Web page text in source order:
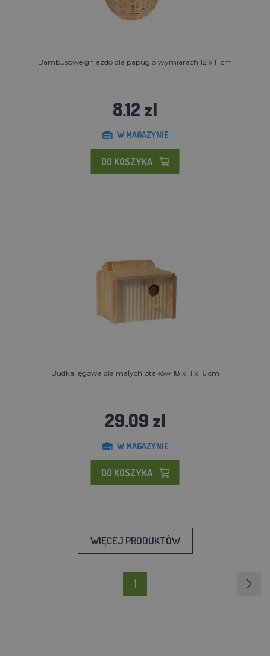
Bambusowe gniazdo dla papug o wymiarach 12 x 11 cm
8.12 zl
W MAGAZYNIE
DO KOSZYKA
Budka lęgowa dla małych ptaków 18 x 11 x 16 cm
29.09 zl
W MAGAZYNIE
DO KOSZYKA
WIĘCEJ PRODUKTÓW
1